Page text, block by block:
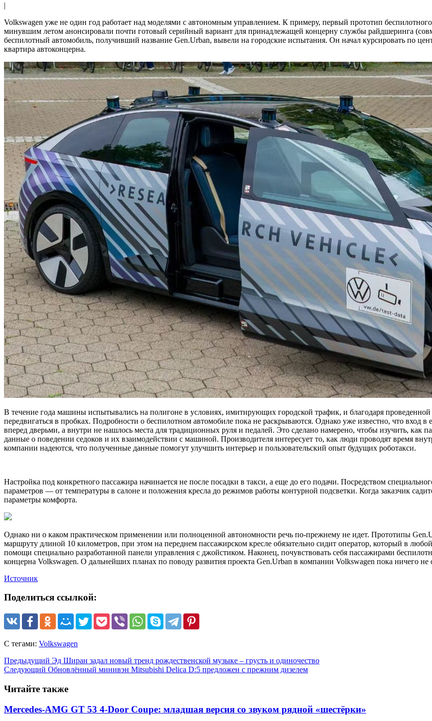
|
Volkswagen уже не один год работает над моделями с автономным управлением. К примеру, первый прототип
минувшим летом анонсировали почти готовый серийный вариант для принадлежащей концерну службы райдшеринга
беспилотный автомобиль, получивший название Gen.Urban, вывели на городские испытания. Он начал курсировать по
квартира автоконцерна.
В течение года машины испытывались на полигоне в условиях, имитирующих городской трафик, и благодаря проведенной
передвигаться в пробках. Подробности о беспилотном автомобиле пока не раскрываются. Однако уже известно, что вход
вперед дверьми, а внутри не нашлось места для традиционных руля и педалей. Это сделано намерено, чтобы изучить,
данные о поведении седоков и их взаимодействии с машиной. Производителя интересует то, как люди проводят время
компании надеются, что полученные данные помогут улучшить интерьер и пользовательский опыт будущих роботакси.
Настройка под конкретного пассажира начинается не после посадки в такси, а еще до его подачи. Посредством
параметров — от температуры в салоне и положения кресла до режимов работы контурной подсветки. Когда заказчик
параметры комфорта.
Однако ни о каком практическом применении или полноценной автономности речь по-прежнему не идет. Прототипы
маршруту длиной 10 километров, при этом на переднем пассажирском кресле обязательно сидит оператор, который в
помощи специально разработанной панели управления с джойстиком. Наконец, почувствовать себя пассажирами
концерна Volkswagen. О дальнейших планах по поводу развития проекта Gen.Urban в компании Volkswagen пока ничего не
Источник
Поделиться ссылкой:
С тегами: Volkswagen
Предыдущий Эд Ширан задал новый тренд рождественской музыке – грусть и одиночество
Следующий Обновлённый минивэн Mitsubishi Delica D:5 предложен с прежним дизелем
Читайте также
Mercedes-AMG GT 53 4-Door Coupe: младшая версия со звуком рядной «шестёрки»